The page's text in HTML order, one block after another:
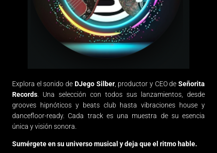
Explora el sonido de DJego Silber, productor y CEO deSeñorita
Records. Una selección con todos sus lanzamientos, desde
grooves hipnóticos y beats club hasta vibraciones house y
dancefloor-ready. Cada track es una muestra de su esencia
única y visión sonora.
Sumérgete en su universo musical y deja que el ritmo hable.